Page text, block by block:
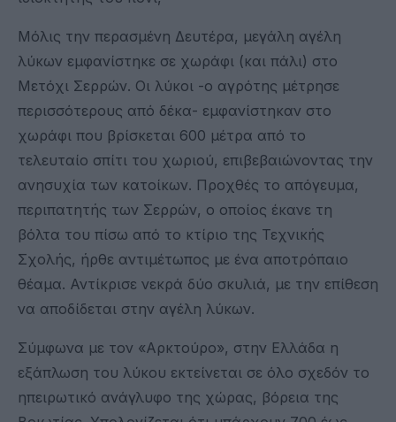
Μόλις την περασμένη Δευτέρα, μεγάλη αγέλη
λύκων εμφανίστηκε σε χωράφι (και πάλι) στο
Μετόχι Σερρών. Οι λύκοι -ο αγρότης μέτρησε
περισσότερους από δέκα- εμφανίστηκαν στο
χωράφι που βρίσκεται 600 μέτρα από το
τελευταίο σπίτι του χωριού, επιβεβαιώνοντας την
ανησυχία των κατοίκων. Προχθές το απόγευμα,
περιπατητής των Σερρών, ο οποίος έκανε τη
βόλτα του πίσω από το κτίριο της Τεχνικής
Σχολής, ήρθε αντιμέτωπος με ένα αποτρόπαιο
θέαμα. Αντίκρισε νεκρά δύο σκυλιά, με την επίθεση
να αποδίδεται στην αγέλη λύκων.
Σύμφωνα με τον «Αρκτούρο», στην Ελλάδα η
εξάπλωση του λύκου εκτείνεται σε όλο σχεδόν το
ηπειρωτικό ανάγλυφο της χώρας, βόρεια της